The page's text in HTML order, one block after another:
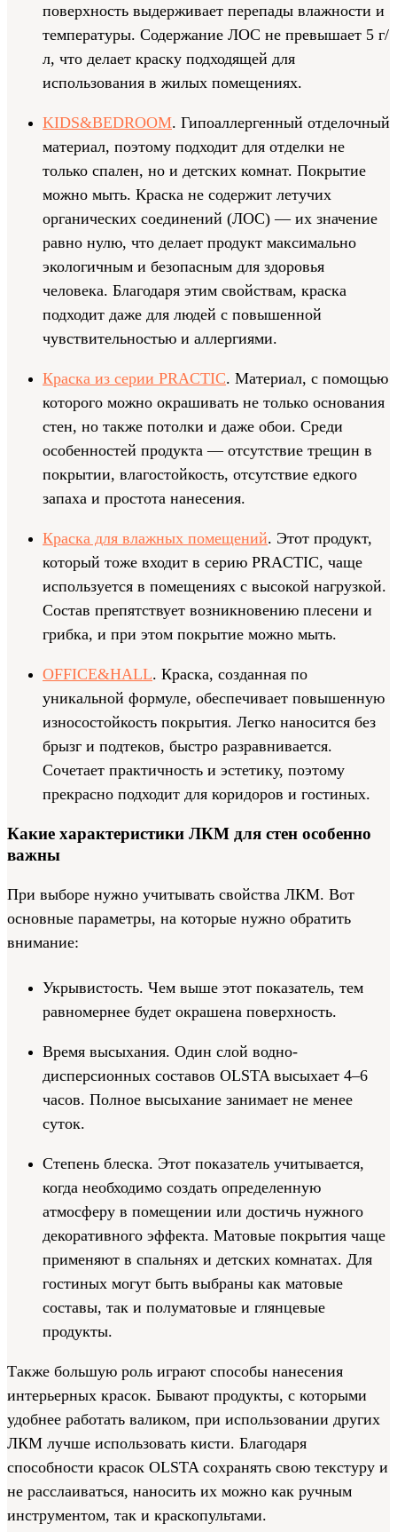
поверхность выдерживает перепады влажности и
температуры. Содержание ЛОС не превышает 5 г/
л, что делает краску подходящей для
использования в жилых помещениях.
KIDS&BEDROOM. Гипоаллергенный отделочный
материал, поэтому подходит для отделки не
только спален, но и детских комнат. Покрытие
можно мыть. Краска не содержит летучих
органических соединений (ЛОС) — их значение
равно нулю, что делает продукт максимально
экологичным и безопасным для здоровья
человека. Благодаря этим свойствам, краска
подходит даже для людей с повышенной
чувствительностью и аллергиями.
Краска из серии PRACTIC. Материал, с помощью
которого можно окрашивать не только основания
стен, но также потолки и даже обои. Среди
особенностей продукта — отсутствие трещин в
покрытии, влагостойкость, отсутствие едкого
запаха и простота нанесения.
Краска для влажных помещений. Этот продукт,
который тоже входит в серию PRACTIC, чаще
используется в помещениях с высокой нагрузкой.
Состав препятствует возникновению плесени и
грибка, и при этом покрытие можно мыть.
OFFICE&HALL. Краска, созданная по
уникальной формуле, обеспечивает повышенную
износостойкость покрытия. Легко наносится без
брызг и подтеков, быстро разравнивается.
Сочетает практичность и эстетику, поэтому
прекрасно подходит для коридоров и гостиных.
Какие характеристики ЛКМ для стен особенно
важны
При выборе нужно учитывать свойства ЛКМ. Вот
основные параметры, на которые нужно обратить
внимание:
Укрывистость. Чем выше этот показатель, тем
равномернее будет окрашена поверхность.
Время высыхания. Один слой водно-
дисперсионных составов OLSTA высыхает 4–6
часов. Полное высыхание занимает не менее
суток.
Степень блеска. Этот показатель учитывается,
когда необходимо создать определенную
атмосферу в помещении или достичь нужного
декоративного эффекта. Матовые покрытия чаще
применяют в спальнях и детских комнатах. Для
гостиных могут быть выбраны как матовые
составы, так и полуматовые и глянцевые
продукты.
Также большую роль играют способы нанесения
интерьерных красок. Бывают продукты, с которыми
удобнее работать валиком, при использовании других
ЛКМ лучше использовать кисти. Благодаря
способности красок OLSTA сохранять свою текстуру и
не расслаиваться, наносить их можно как ручным
инструментом, так и краскопультами.